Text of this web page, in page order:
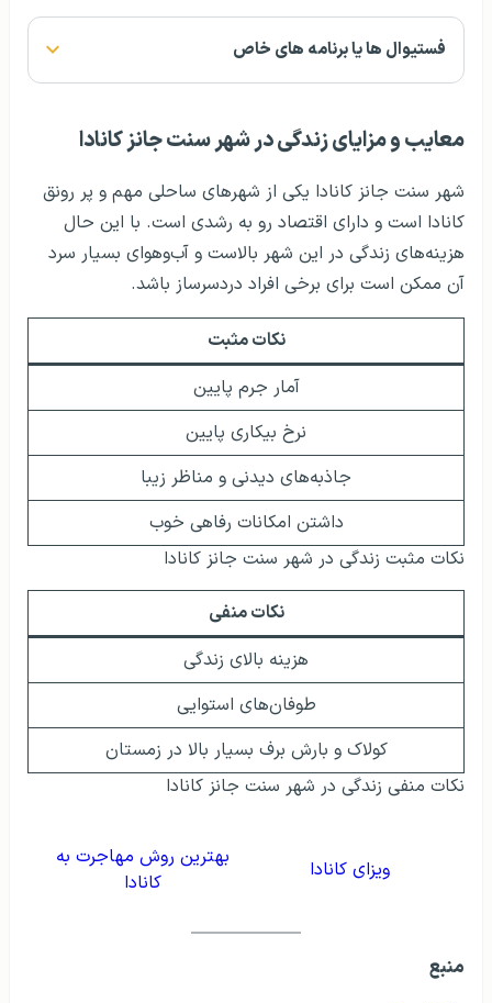
فستیوال ها یا برنامه های خاص
معایب و مزایای زندگی در شهر سنت جانز کانادا
شهر سنت جانز کانادا یکی از شهرهای ساحلی مهم و پر رونق
کانادا است و دارای اقتصاد رو به رشدی است. با این حال
هزینه‌های زندگی در این شهر بالاست و آب‌وهوای بسیار سرد
آن ممکن است برای برخی افراد دردسرساز باشد.
نکات مثبت
آمار جرم پایین
نرخ بیکاری پایین
جاذبه‌های دیدنی و مناظر زیبا
داشتن امکانات رفاهی خوب
نکات مثبت زندگی در شهر سنت جانز کانادا
نکات منفی
هزینه بالای زندگی
طوفان‌های استوایی
کولاک و بارش برف بسیار بالا در زمستان
نکات منفی زندگی در شهر سنت جانز کانادا
ویزای کانادا
بهترین روش مهاجرت به
کانادا
منبع